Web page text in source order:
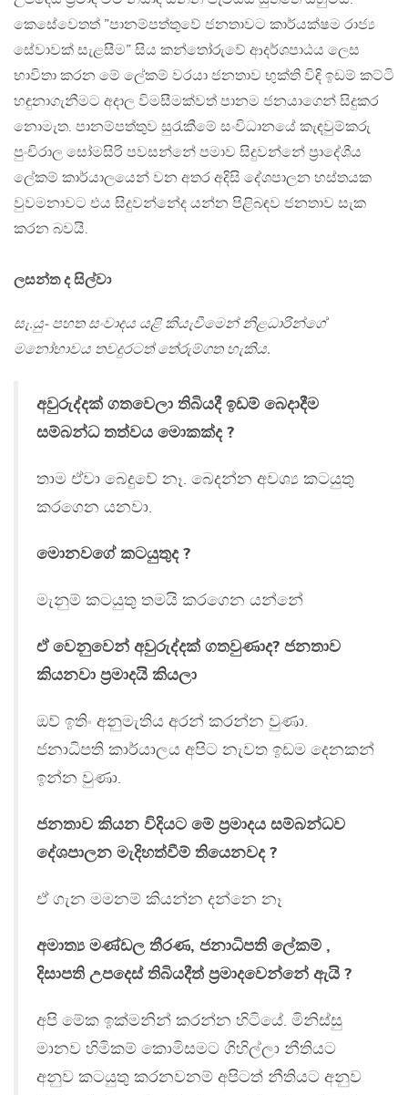
කෙසේවෙතත් ”පානම්පත්තුවේ ජනතාවට කාර්යක්ෂම රාජ්‍ය
සේවාවක් සැළසීම” සිය කන්තෝරුවේ ආදර්ශපාඨය ලෙස
භාවිතා කරන මේ ලේකම් වරයා ජනතාව භුක්ති විඳි ඉඩම් කට්ටි
හඳුනාගැනීමට අදාල විමසීමක්වත් පානම ජනයාගෙන් සිදුකර
නොමැත. පානම්පත්තුව සුරැකීමේ සංවිධානයේ කැඳවුම්කරු
පුංචිරාල සෝමසිරි පවසන්නේ පමාව සිදුවන්නේ ප‍්‍රාදේශීය
ලේකම් කාර්යාලයෙන් වන අතර අදිසි දේශපාලන හස්තයක
වුවමනාවට එය සිදුවන්නේද යන්න පිළිබඳව ජනතාව සැක
කරන බවයි.
ලසන්ත ද සිල්වා
සැ.යු- පහත සංවාදය යළි කියැවීමෙන් නිළධාරින්ගේ
මනෝභාවය තවදුරටත් තේරුම්ගත හැකිය.
අවුරුද්දක් ගතවෙලා තිබියදී ඉඩම් බෙදාදීම
සම්බන්ධ තත්වය මොකක්ද ?
තාම ඒවා බෙදුවේ නෑ. බෙදන්න අවශ්‍ය කටයුතු
කරගෙන යනවා.
මොනවගේ කටයුතුද ?
මැනුම් කටයුතු තමයි කරගෙන යන්නේ
ඒ වෙනුවෙන් අවුරුද්දක් ගතවුණාද? ජනතාව
කියනවා ප‍්‍රමාදයි කියලා
ඔව් ඉතිං අනුමැතිය අරන් කරන්න වුණා.
ජනාධිපති කාර්යාලය අපිට නැවත ඉඩම දෙනකන්
ඉන්න වුණා.
ජනතාව කියන විදියට මේ ප‍්‍රමාදය සම්බන්ධව
දේශපාලන මැදිහත්වීම් තියෙනවද ?
ඒ ගැන මමනම් කියන්න දන්නෙ නෑ
අමාත්‍ය මණ්ඩල තීරණ, ජනාධිපති ලේකම් ,
දිසාපති උපදෙස් තිබියදීත් ප‍්‍රමාදවෙන්නේ ඇයි ?
අපි මේක ඉක්මනින් කරන්න හිටියේ. මිනිස්සු
මානව හිමිකම් කොමිසමට ගිහිල්ලා නීතියට
අනුව කටයුතු කරනවනම් අපිටත් නීතියට අනුව